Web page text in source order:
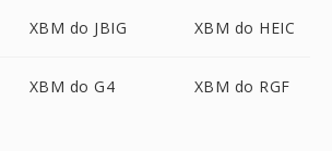
XBM do JBIG XBM do HEIC
XBM do G4 XBM do RGF